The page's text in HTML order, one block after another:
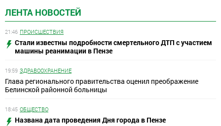
ЛЕНТА НОВОСТЕЙ
21:46 ПРОИСШЕСТВИЯ
Стали известны подробности смертельного ДТП с участием
машины реанимации в Пензе
19:59 ЗДРАВООХРАНЕНИЕ
Глава регионального правительства оценил преображение
Белинской районной больницы
18:45 ОБЩЕСТВО
Названа дата проведения Дня города в Пензе